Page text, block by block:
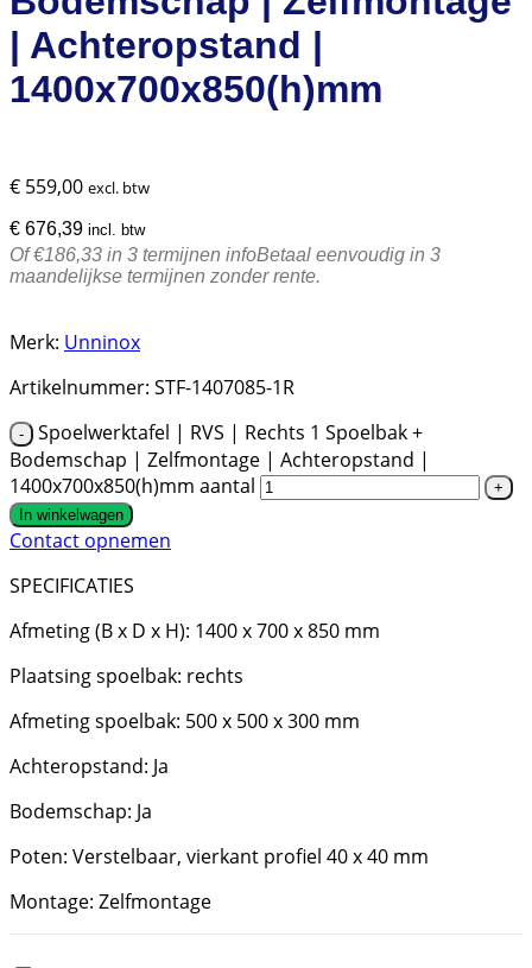
| Achteropstand |
1400x700x850(h)mm
€ 559,00 excl. btw
€ 676,39 incl. btw
Of €186,33 in 3 termijnen infoBetaal eenvoudig in 3
maandelijkse termijnen zonder rente.
Merk: Unninox
Artikelnummer: STF-1407085-1R
Spoelwerktafel | RVS | Rechts 1 Spoelbak +
Bodemschap | Zelfmontage | Achteropstand |
1400x700x850(h)mm aantal
In winkelwagen
Contact opnemen
SPECIFICATIES
Afmeting (B x D x H): 1400 x 700 x 850 mm
Plaatsing spoelbak: rechts
Afmeting spoelbak: 500 x 500 x 300 mm
Achteropstand: Ja
Bodemschap: Ja
Poten: Verstelbaar, vierkant profiel 40 x 40 mm
Montage: Zelfmontage